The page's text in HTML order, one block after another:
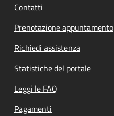
Contatti
Prenotazione appuntamento
Richiedi assistenza
Statistiche del portale
Leggi le FAQ
Pagamenti